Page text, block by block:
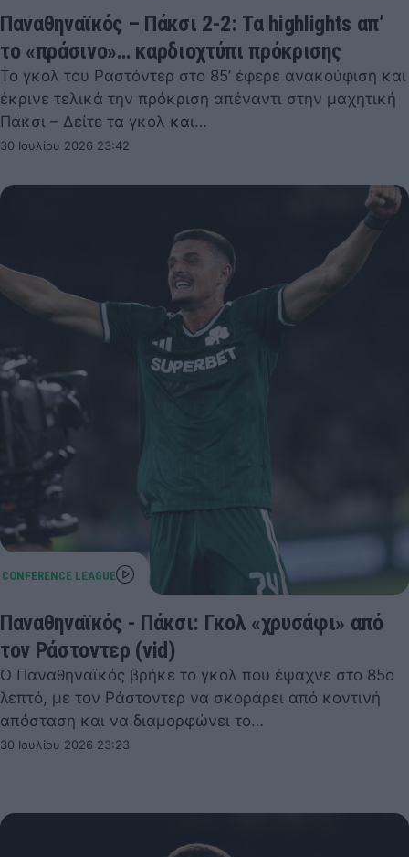
Παναθηναϊκός – Πάκσι 2-2: Τα highlights απ’
το «πράσινο»… καρδιοχτύπι πρόκρισης
Το γκολ του Ραστόντερ στο 85’ έφερε ανακούφιση και
έκρινε τελικά την πρόκριση απέναντι στην μαχητική
Πάκσι – Δείτε τα γκολ και…
30 Ιουλίου 2026 23:42
Παναθηναϊκός - Πάκσι: Γκολ «χρυσάφι» από
τον Ράστοντερ (vid)
Ο Παναθηναϊκός βρήκε το γκολ που έψαχνε στο 85ο
λεπτό, με τον Ράστοντερ να σκοράρει από κοντινή
απόσταση και να διαμορφώνει το…
30 Ιουλίου 2026 23:23